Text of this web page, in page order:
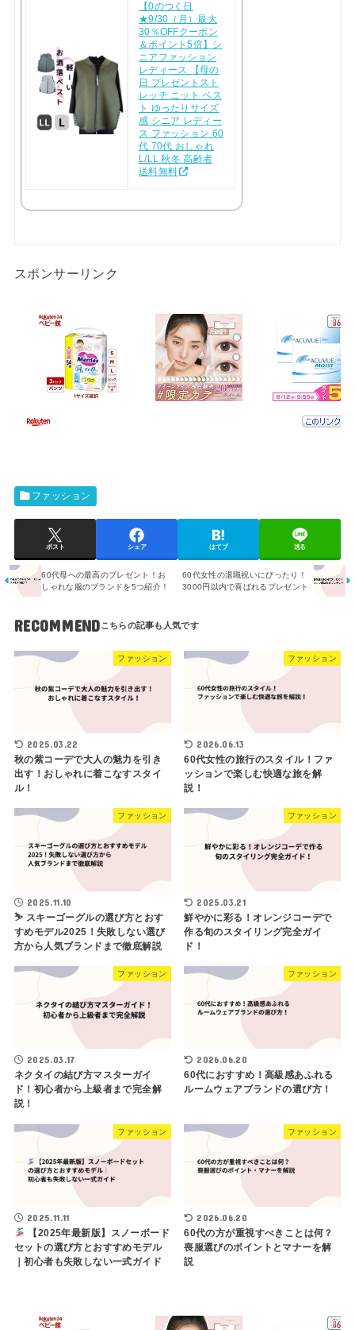
【0のつく日
★9/30（月）最大
30％OFFクーポン
＆ポイント5倍】シ
ニアファッション
レディース 【母の
日 プレゼントスト
レッチ ニット ベス
ト ゆったりサイズ
感 シニア レディー
ス ファッション 60
代 70代 おしゃれ
L/LL 秋冬 高齢者
送料無料
スポンサーリンク
ファッション
ポスト シェア はてブ 送る
60代母への最高のプレゼント！お
しゃれな服のブランドを5つ紹介！
60代女性の退職祝いにぴったり！
3000円以内で喜ばれるプレゼント
RECOMMEND
ファッション
2025.03.22
秋の紫コーデで大人の魅力を引き
出す！おしゃれに着こなすスタイ
ル！
ファッション
2026.06.13
60代女性の旅行のスタイル！ファ
ッションで楽しむ快適な旅を解
説！
ファッション
2025.11.10
⛷ スキーゴーグルの選び方とおす
すめモデル2025！失敗しない選び
方から人気ブランドまで徹底解説
ファッション
2025.03.21
鮮やかに彩る！オレンジコーデで
作る旬のスタイリング完全ガイ
ド！
ファッション
2025.03.17
ネクタイの結び方マスターガイ
ド！初心者から上級者まで完全解
説！
ファッション
2026.06.20
60代におすすめ！高級感あふれる
ルームウェアブランドの選び方！
ファッション
2025.11.11
【2025年最新版】スノーボード
セットの選び方とおすすめモデル
｜初心者も失敗しない一式ガイド
ファッション
2026.06.20
60代の方が重視すべきことは何？
喪服選びのポイントとマナーを解
説